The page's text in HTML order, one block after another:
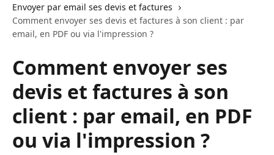
Envoyer par email ses devis et factures
Comment envoyer ses devis et factures à son client : par
email, en PDF ou via l'impression ?
Comment envoyer ses
devis et factures à son
client : par email, en PDF
ou via l'impression ?